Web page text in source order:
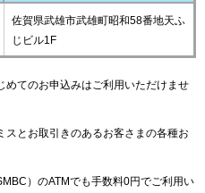
佐賀県武雄市武雄町昭和58番地天ふ
じビル1F
てのお申込みはご利用いただけませ
スとお取引きのあるお客さまの各種お
）のATMでも手数料0円でご利用い